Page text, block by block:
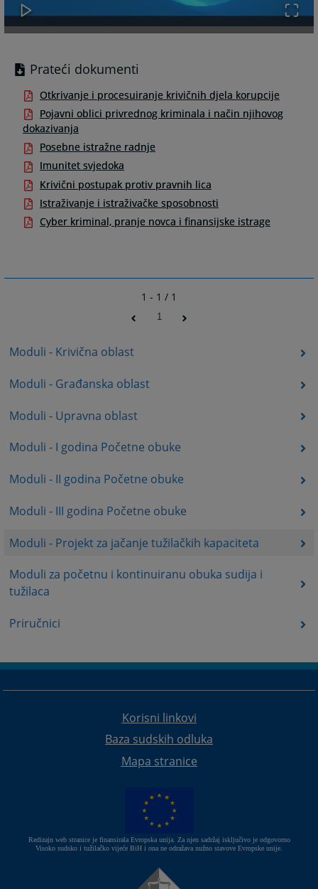
Moduli - Krivična oblast
Moduli - Građanska oblast
Moduli - Upravna oblast
Moduli - I godina Početne obuke
Moduli - II godina Početne obuke
Moduli - III godina Početne obuke
Moduli - Projekt za jačanje tužilačkih kapaciteta
Moduli za početnu i kontinuiranu obuka sudija i
tužilaca
Priručnici
Prateći dokumenti
Otkrivanje i procesuiranje krivičnih djela korupcije
Pojavni oblici privrednog kriminala i način njihovog
dokazivanja
Posebne istražne radnje
Imunitet svjedoka
Krivični postupak protiv pravnih lica
Istraživanje i istraživačke sposobnosti
Cyber kriminal, pranje novca i finansijske istrage
1 - 1 / 1
1
Korisni linkovi
Baza sudskih odluka
Mapa stranice
Redizajn web stranice je finansirala Evropska unija. Za njen sadržaj isključivo je odgovorno
Visoko sudsko i tužilačko vijeće BiH i ona ne odražava nužno stavove Evropske unije.